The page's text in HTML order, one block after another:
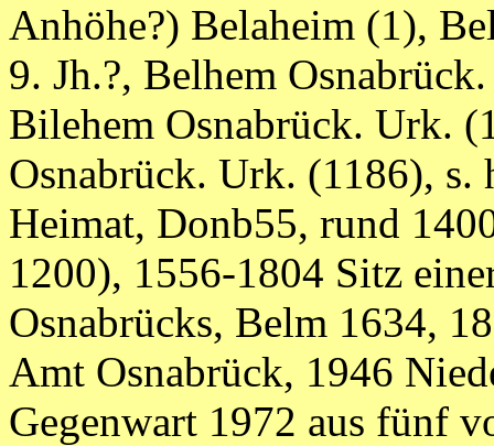
Anhöhe?) Belaheim (1),
9. Jh.?, Belhem
Bilehem Osnabrück. Urk.
Osnabrück. Urk. (1186), s.
Heimat, Donb55, rund
1200), 1556-1804 Sitz
Osnabrücks, Belm 1634,
Amt Osnabrück, 1946
Gegenwart 1972 aus fünf